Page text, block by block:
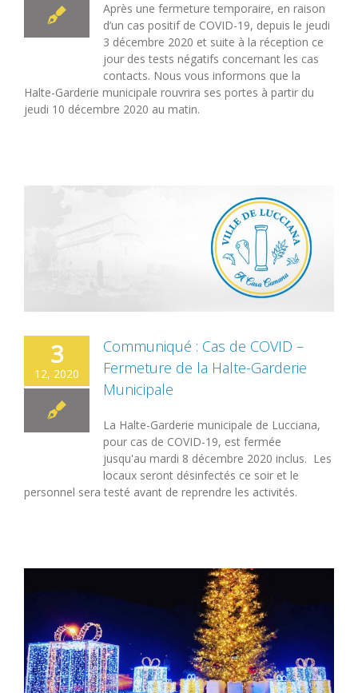
Après une fermeture temporaire, en raison
d’un cas positif de COVID-19, depuis le jeudi
3 décembre 2020 et suite à la réception ce
jour des tests négatifs concernant les cas
contacts. Nous vous informons que la
Halte-Garderie municipale rouvrira ses portes à partir du
jeudi 10 décembre 2020 au matin.
3
12, 2020
Communiqué : Cas de COVID –
Fermeture de la Halte-Garderie
Municipale
La Halte-Garderie municipale de Lucciana,
pour cas de COVID-19, est fermée
jusqu'au mardi 8 décembre 2020 inclus. Les
locaux seront désinfectés ce soir et le
personnel sera testé avant de reprendre les activités.